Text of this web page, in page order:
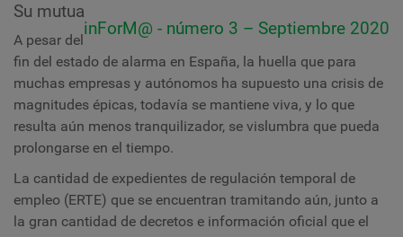
Su mutua
inForM@ - número 3 – Septiembre 2020
A pesar del
fin del estado de alarma en España, la huella que para
muchas empresas y autónomos ha supuesto una crisis de
magnitudes épicas, todavía se mantiene viva, y lo que
resulta aún menos tranquilizador, se vislumbra que pueda
prolongarse en el tiempo.
La cantidad de expedientes de regulación temporal de
empleo (ERTE) que se encuentran tramitando aún, junto a
la gran cantidad de decretos e información oficial que el